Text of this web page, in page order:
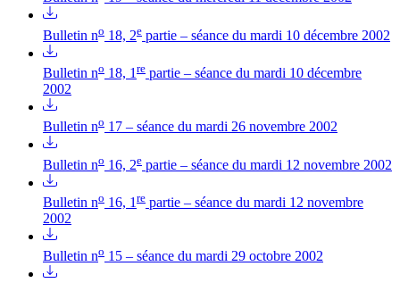
Bulletin no 18, 2e partie – séance du mardi 10 décembre 2002
Bulletin no 18, 1 re partie – séance du mardi 10 décembre
2002
Bulletin no 17 – séance du mardi 26 novembre 2002
Bulletin no 16, 2e partie – séance du mardi 12 novembre 2002
Bulletin no 16, 1 re partie – séance du mardi 12 novembre
2002
Bulletin no 15 – séance du mardi 29 octobre 2002